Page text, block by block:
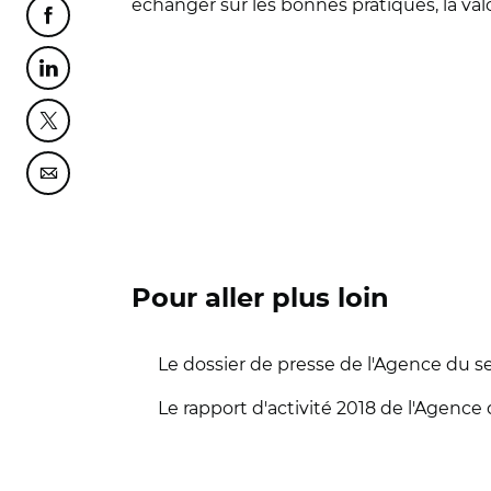
Partager cette page sur Facebook
Partager cette page sur Linkedin
Partager cette page sur Twitter
Partager cette page sur Courriel
échanger sur les bonnes pratiques, la
Pour aller plus loin
Le dossier de presse de l'Agence du
Le rapport d'activité 2018 de